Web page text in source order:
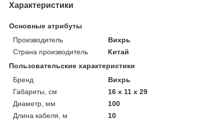
Характеристики
Основные атрибуты
Производитель
Вихрь
Страна производитель
Китай
Пользовательские характеристики
Бренд
Вихрь
Габариты, см
16 х 11 х 29
Диаметр, мм
100
Длина кабеля, м
10